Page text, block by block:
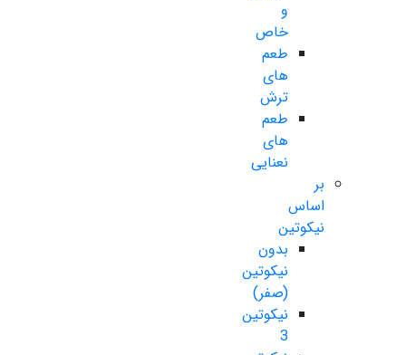
و
خاص
طعم
های
ترش
طعم
های
نعنایی
بر
اساس
نیکوتین
بدون
نیکوتین
(صفر)
نیکوتین
3